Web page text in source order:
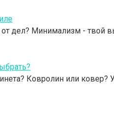
дел? Минимализм - твой
Ковролин или ковер?